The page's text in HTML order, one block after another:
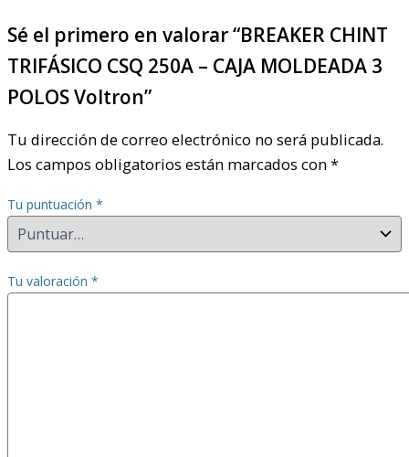
Sé el primero en valorar “BREAKER CHINT
TRIFÁSICO CSQ 250A – CAJA MOLDEADA 3
POLOS Voltron”
Tu dirección de correo electrónico no será publicada.
Los campos obligatorios están marcados con*
Tu puntuación *
Tu valoración *